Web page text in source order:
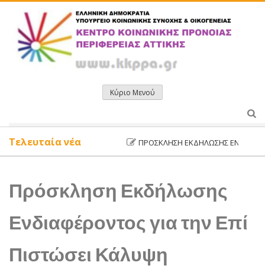
περιεχόμενο
Κύριο Μενού
ΠΡΌΣΚΛΗΣΗ ΕΚΔΉΛΩΣΗΣ
Τελευταία νέα
Πρόσκληση Εκδήλωσης
Ενδιαφέροντος για την Επί
Πιστώσει Κάλυψη